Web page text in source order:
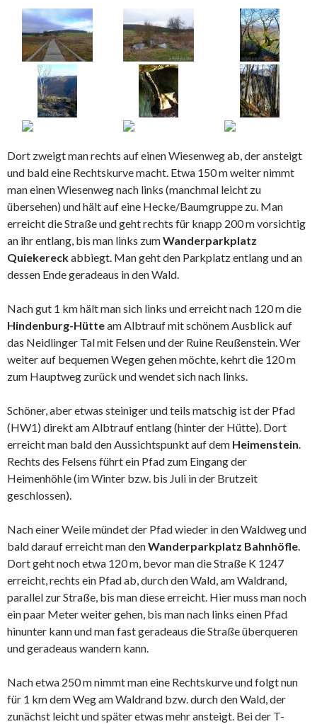
Dort zweigt man rechts auf einen Wiesenweg ab, der ansteigt
und bald eine Rechtskurve macht. Etwa 150 m weiter nimmt
man einen Wiesenweg nach links (manchmal leicht zu
übersehen) und hält auf eine Hecke/Baumgruppe zu. Man
erreicht die Straße und geht rechts für knapp 200 m vorsichtig
an ihr entlang, bis man links zumWanderparkplatz
Quiekereckabbiegt. Man geht den Parkplatz entlang und an
dessen Ende geradeaus in den Wald.
Nach gut 1 km hält man sich links und erreicht nach 120 m die
Hindenburg-Hütteam Albtrauf mit schönem Ausblick auf
das Neidlinger Tal mit Felsen und der Ruine Reußenstein. Wer
weiter auf bequemen Wegen gehen möchte, kehrt die 120 m
zum Hauptweg zurück und wendet sich nach links.
Schöner, aber etwas steiniger und teils matschig ist der Pfad
(HW1) direkt am Albtrauf entlang (hinter der Hütte). Dort
erreicht man bald den Aussichtspunkt auf dem Heimenstein.
Rechts des Felsens führt ein Pfad zum Eingang der
Heimenhöhle (im Winter bzw. bis Juli in der Brutzeit
geschlossen).
Nach einer Weile mündet der Pfad wieder in den Waldweg und
bald darauf erreicht man denWanderparkplatz Bahnhöfle.
Dort geht noch etwa 120 m, bevor man die Straße K 1247
erreicht, rechts ein Pfad ab, durch den Wald, am Waldrand,
parallel zur Straße, bis man diese erreicht. Hier muss man noch
ein paar Meter weiter gehen, bis man nach links einen Pfad
hinunter kann und man fast geradeaus die Straße überqueren
und geradeaus wandern kann.
Nach etwa 250 m nimmt man eine Rechtskurve und folgt nun
für 1 km dem Weg am Waldrand bzw. durch den Wald, der
zunächst leicht und später etwas mehr ansteigt. Bei der T-